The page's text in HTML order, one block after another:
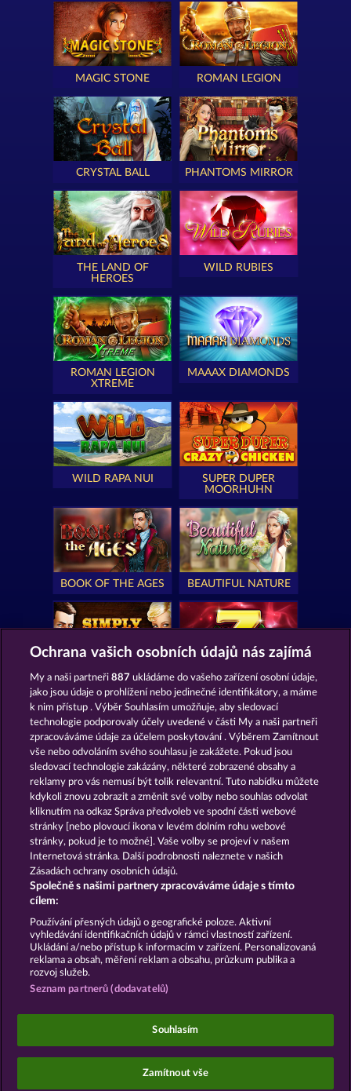
MAGIC STONE ROMAN LEGION
CRYSTAL BALL PHANTOMS MIRROR
THE LAND OF
HEROES
WILD RUBIES
ROMAN LEGION
XTREME
MAAAX DIAMONDS
WILD RAPA NUI
SUPER DUPER
MOORHUHN
BOOK OF THE AGES BEAUTIFUL NATURE
SIMPLY THE BEST ROYAL SEVEN
GOLDEN EI OF
MOORHUHN
FOREVER
DIAMONDS
Zobrazit všechny hry
Podmínky Prohlášení o Soukromí a Cookies
Kontakt Společnost Časté dotazy
Podat Žádost o Odstoupení
Sociální kasinové hry jsou určeny výhradně k
zábavním účelům a nemají vůbec žádný vliv na
skutečnými penězi.
©2026 Whow Games GmbH
Ochrana vašich osobních údajů nás zajímá
My a naši partneři887 ukládáme do vašeho zařízení osobní údaje,
jako jsou údaje o prohlížení nebo jedinečné identifikátory, a máme
k nim přístup . Výběr Souhlasím umožňuje, aby sledovací
technologie podporovaly účely uvedené v části My a naši partneři
zpracováváme údaje za účelem poskytování . Výběrem Zamítnout
vše nebo odvoláním svého souhlasu je zakážete. Pokud jsou
sledovací technologie zakázány, některé zobrazené obsahy a
reklamy pro vás nemusí být tolik relevantní. Tuto nabídku můžete
kdykoli znovu zobrazit a změnit své volby nebo souhlas odvolat
kliknutím na odkaz Správa předvoleb ve spodní části webové
stránky [nebo plovoucí ikona v levém dolním rohu webové
stránky, pokud je to možné]. Vaše volby se projeví v našem
Internetová stránka. Další podrobnosti naleznete v našich
Zásadách ochrany osobních údajů.
Společně s našimi partnery zpracováváme údaje s tímto
cílem:
Používání přesných údajů o geografické poloze. Aktivní
vyhledávání identifikačních údajů v rámci vlastností zařízení.
Ukládání a/nebo přístup k informacím v zařízení. Personalizovaná
reklama a obsah, měření reklam a obsahu, průzkum publika a
rozvoj služeb.
Seznam partnerů (dodavatelů)
Souhlasím
Zamítnout vše